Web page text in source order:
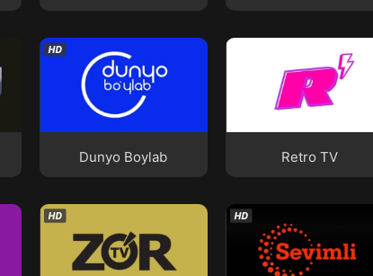
Dunyo Boylab
Dunyo Boylab Retro TV